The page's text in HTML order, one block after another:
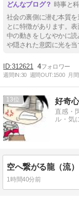
時事と
社会の裏側に潜む本質
とに特徴があります。
中の動きをしなやかに
や隠された意図に光を当
312621 4
週間IN:30 週間OUT:1500 月
13 好奇心
直感・
ル・気
1時間40分前